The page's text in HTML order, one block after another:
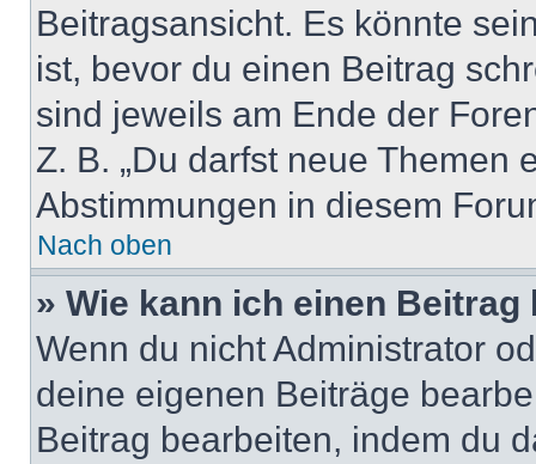
Beitragsansicht. Es könnte
ist, bevor du einen Beitrag
sind jeweils am Ende der
Z. B. „Du darfst neue Themen
Abstimmungen in diesem
Nach oben
» Wie kann ich einen
Wenn du nicht Administrator
deine eigenen Beiträge
Beitrag bearbeiten, indem du